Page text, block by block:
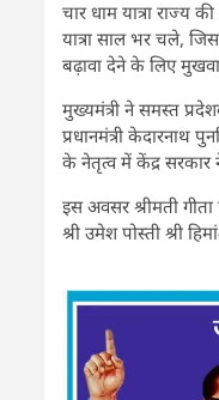
चार धाम यात्रा राज्य
यात्रा साल भर चले,
बढ़ावा देने के लिए
मुख्यमंत्री ने समस्त
प्रधानमंत्री केदारनाथ
के नेतृत्व में केंद्र सरकार
इस अवसर श्रीमती
श्री उमेश पोस्ती श्री